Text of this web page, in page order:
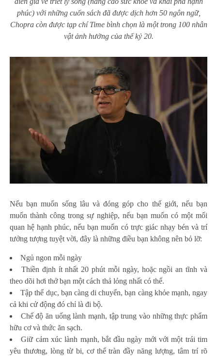
phúc) với những cuốn sách đã được dịch hơn 50 ngôn ngữ,
Chopra còn được tạp chí Time bình chọn là một trong 100 nhân
vật ảnh hưởng của thế kỷ 20.
Nếu bạn muốn sống lâu và đóng góp cho thế giới, nếu bạn
muốn thành công trong sự nghiệp, nếu bạn muốn có một mối
quan hệ hạnh phúc, nếu bạn muốn có trực giác nhạy bén và trí
tưởng tượng tuyệt vời, đây là những điều bạn không nên bỏ lỡ:
Ngủ ngon mỗi ngày
Thiền định ít nhất 20 phút mỗi ngày, hoặc ngồi an tĩnh và
theo dõi hơi thở bạn một cách thả lỏng nhất có thể.
Tập thể dục, bạn càng di chuyển, bạn càng khỏe mạnh, ngay
cả khi cử động đó chỉ là đi bộ.
Chế độ ăn uống lành mạnh, tập trung vào những thực phẩm
hữu cơ và thức ăn sạch.
Giữ cảm xúc lành mạnh, bắt đầu ngày mới với một trái tim
yêu thương, lòng từ bi, cơ thể tràn đầy năng lượng, tâm trí rõ